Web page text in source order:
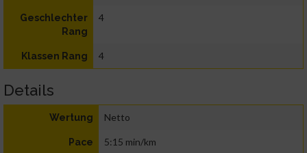
Geschlechter
Rang
4
Klassen Rang 4
Details
Wertung Netto
Pace 5:15 min/km